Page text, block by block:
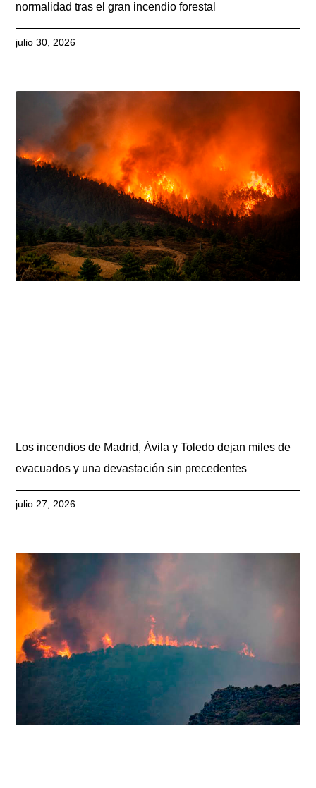
normalidad tras el gran incendio forestal
julio 30, 2026
Los incendios de Madrid, Ávila y Toledo dejan miles de
evacuados y una devastación sin precedentes
julio 27, 2026